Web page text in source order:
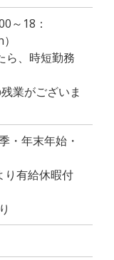
～18：
ら、時短勤務
業がございま
・年末年始・
有給休暇付